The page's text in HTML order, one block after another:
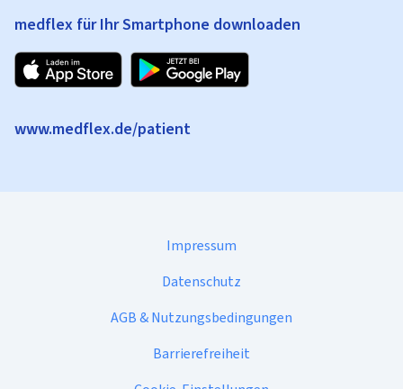
medflex für Ihr Smartphone downloaden
www.medflex.de/patient
Impressum
Datenschutz
AGB & Nutzungsbedingungen
Barrierefreiheit